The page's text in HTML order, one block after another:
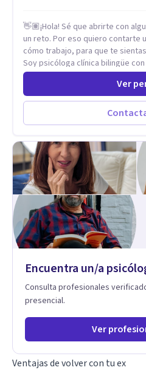
autoconciencia como un camino
transformación personal y para
auténtica y significativa.
👋🏽¡Hola! Sé que abrirte con
un reto. Por eso quiero contarte
cómo trabajo, para que te
Soy psicóloga clínica bilingüe
experiencia. He dictado
ejercido como profesora
vivido en varios países y
significa ser migrante,
nuevo.
Ver
Encuentra un/a
Consulta profesionales
presencial.
Ver
Ventajas de volver con tu ex